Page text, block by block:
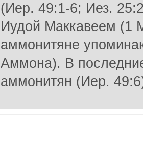
(Иер. 49:1-6; Иез.
Иудой Маккавеем (1
аммонитяне
Аммона). В
аммонитян (Иер.